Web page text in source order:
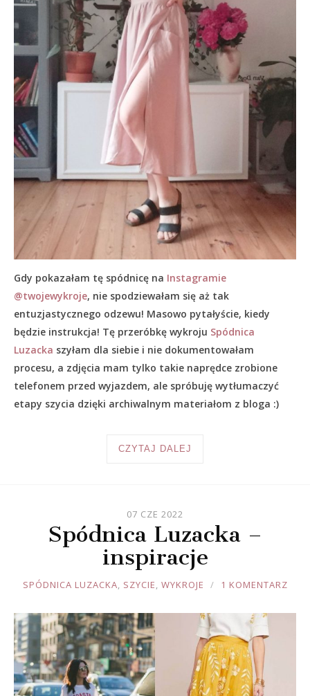
Gdy pokazałam tę spódnicę na Instagramie
@twojewykroje, nie spodziewałam się aż tak
entuzjastycznego odzewu! Masowo pytałyście, kiedy
będzie instrukcja! Tę przeróbkę wykroju Spódnica
Luzacka szyłam dla siebie i nie dokumentowałam
procesu, a zdjęcia mam tylko takie naprędce zrobione
telefonem przed wyjazdem, ale spróbuję wytłumaczyć
etapy szycia dzięki archiwalnym materiałom z bloga :)
CZYTAJ DALEJ
07 CZE 2022
Spódnica Luzacka –
inspiracje
JOULE
SPÓDNICA LUZACKA, SZYCIE, WYKROJE 1 KOMENTARZ